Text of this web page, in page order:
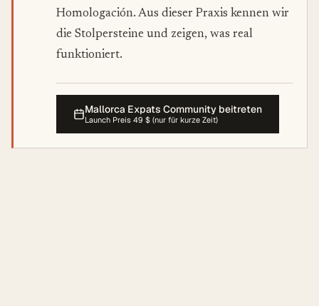
Homologación. Aus dieser Praxis kennen wir
die Stolpersteine und zeigen, was real
funktioniert.
Mallorca Expats Community beitreten
Launch Preis 49 $ (nur für kurze Zeit)